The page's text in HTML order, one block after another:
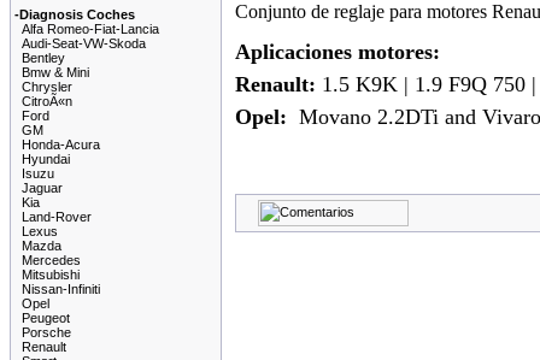
-Diagnosis Coches
Alfa Romeo-Fiat-Lancia
Audi-Seat-VW-Skoda
Bentley
Bmw & Mini
Chrysler
CitroÃ«n
Ford
GM
Honda-Acura
Hyundai
Isuzu
Jaguar
Kia
Land-Rover
Lexus
Mazda
Mercedes
Mitsubishi
Nissan-Infiniti
Opel
Peugeot
Porsche
Renault
Conjunto de reglaje para motores
Aplicaciones motores:
Renault: 1.5 K9K | 1.9 F9Q 750
Opel: Movano 2.2DTi and